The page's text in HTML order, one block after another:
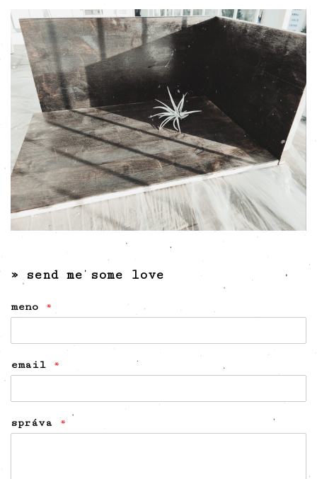
» send me some love
meno *
email *
správa *